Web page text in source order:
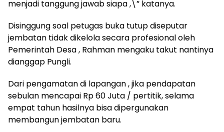
menjadi tanggung jawab siapa ,\” katanya.
Disinggung soal petugas buka tutup diseputar
jembatan tidak dikelola secara profesional oleh
Pemerintah Desa , Rahman mengaku takut nantinya
dianggap Pungli.
Dari pengamatan di lapangan , jika pendapatan
sebulan mencapai Rp 60 Juta / pertitik, selama
empat tahun hasilnya bisa dipergunakan
membangun jembatan baru.